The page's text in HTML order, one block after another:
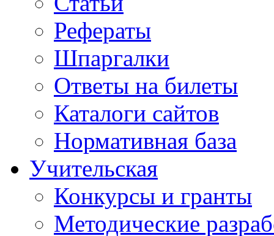
Рефераты
Шпаргалки
Ответы на билеты
Каталоги сайтов
Нормативная база
Учительская
Конкурсы и гранты
Методические